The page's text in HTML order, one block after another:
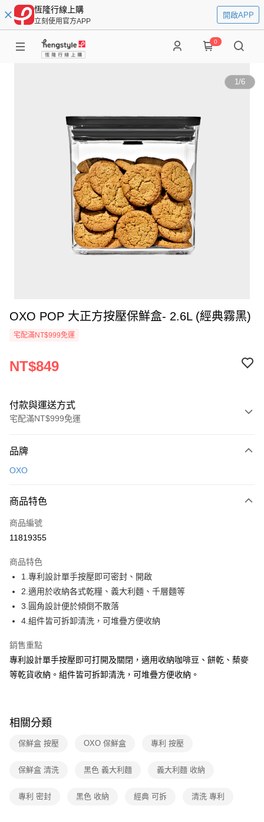
恆隆行線上購
立刻使用官方APP
開啟APP
0
1/6
OXO POP 大正方按壓保鮮盒- 2.6L (經典霧黑)
宅配滿NT$999免運
NT$849
付款與運送方式
宅配滿NT$999免運
信用卡一次付款
3 期 0 利率 每期
合作金庫商業銀行
上海商業儲蓄銀行
臺灣中小企業銀行
匯豐（台灣）商業銀行
華泰商業銀行
聯邦商業銀行
遠東國際商業銀行
元大商業銀行
玉山商業銀行
星展（台灣）商業銀行
台灣樂天信用卡公司
合作金庫商業銀行
上海商業儲蓄銀行
國泰世華商業銀行
兆豐國際商業銀行
匯豐（台灣）商業銀行
華泰商業銀行
聯邦商業銀行
元大商業銀行
永豐商業銀行
台新國際商業銀行
台灣樂天信用卡公司
即享券
LINE Pay
Apple Pay
街口支付
Google Pay
ATM付款
運送方式
免運費
品牌
OXO
商品特色
商品編號
11819355
商品特色
1.專利設計單手按壓即可密封、開啟
2.適用於收納各式乾糧、義大利麵、千層麵等
3.圓角設計便於傾倒不散落
4.組件皆可拆卸清洗，可堆疊方便收納
銷售重點
專利設計單手按壓即可打開及關閉，適用收納咖啡豆、餅乾、蔾麥
等乾貨收納。組件皆可拆卸清洗，可堆疊方便收納。
相關分類
保鮮盒 按壓 OXO 保鮮盒 專利 按壓
保鮮盒 清洗 黑色 義大利麵 義大利麵 收納
專利 密封 黑色 收納 經典 可拆 清洗 專利